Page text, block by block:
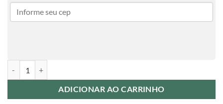
ADICIONAR AO CARRINHO